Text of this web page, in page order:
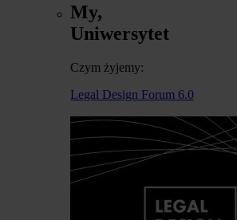
My,
Uniwersytet
Czym żyjemy:
Legal Design Forum 6.0